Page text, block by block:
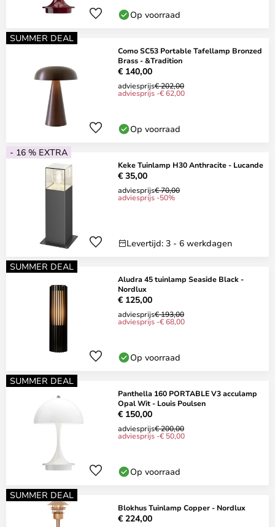
Op voorraad
SUMMER DEAL
Como SC53 Portable Tafellamp Bronzed
Brass - &Tradition
€ 140,00
adviesprijs€ 202,00
adviesprijs -€ 62,00
Op voorraad
- 16 % EXTRA
Keke Tuinlamp H30 Anthracite - Lucande
€ 35,00
adviesprijs€ 70,00
adviesprijs -50%
Levertijd: 3 - 6 werkdagen
SUMMER DEAL
Aludra 45 tuinlamp Seaside Black -
Nordlux
€ 125,00
adviesprijs€ 193,00
adviesprijs -€ 68,00
Op voorraad
SUMMER DEAL
Panthella 160 PORTABLE V3 acculamp
Opal Wit - Louis Poulsen
€ 150,00
adviesprijs€ 200,00
adviesprijs -€ 50,00
Op voorraad
SUMMER DEAL
Blokhus Tuinlamp Copper - Nordlux
€ 224,00